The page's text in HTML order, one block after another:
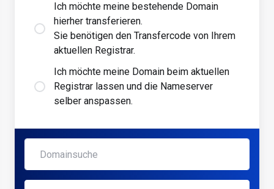
Ich möchte meine bestehende Domain
hierher transferieren.
Sie benötigen den Transfercode von Ihrem
aktuellen Registrar.
Ich möchte meine Domain beim aktuellen
Registrar lassen und die Nameserver
selber anspassen.